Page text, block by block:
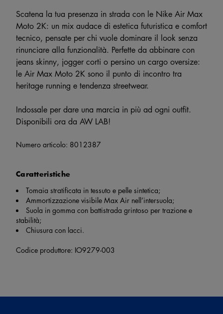
Scatena la tua presenza in strada con le Nike Air Max
Moto 2K: un mix audace di estetica futuristica e comfort
tecnico, pensate per chi vuole dominare il look senza
rinunciare alla funzionalità. Perfette da abbinare con
jeans skinny, jogger corti o persino un cargo oversize:
le Air Max Moto 2K sono il punto di incontro tra
heritage running e tendenza streetwear.
Indossale per dare una marcia in più ad ogni outfit.
Disponibili ora da AW LAB!
Numero articolo: 8012387
Caratteristiche
Tomaia stratificata in tessuto e pelle sintetica;
Ammortizzazione visibile Max Air nell’intersuola;
Suola in gomma con battistrada grintoso per trazione e
stabilità;
Chiusura con lacci.
Codice produttore: IO9279-003